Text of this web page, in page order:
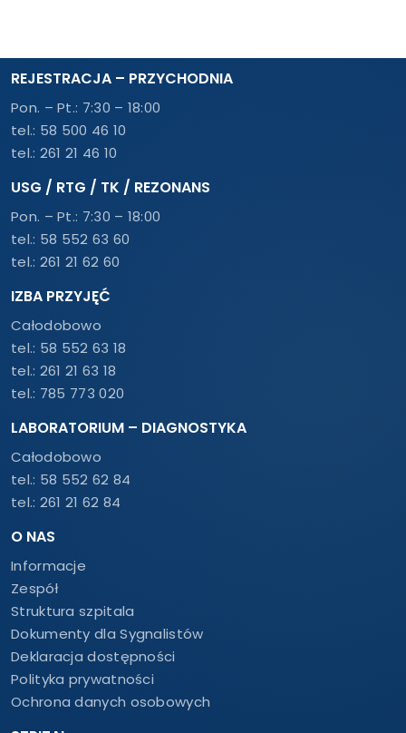
REJESTRACJA – PRZYCHODNIA
Pon. – Pt.: 7:30 – 18:00
tel.: 58 500 46 10
tel.: 261 21 46 10
USG / RTG / TK / REZONANS
Pon. – Pt.: 7:30 – 18:00
tel.: 58 552 63 60
tel.: 261 21 62 60
IZBA PRZYJĘĆ
Całodobowo
tel.: 58 552 63 18
tel.: 261 21 63 18
tel.: 785 773 020
LABORATORIUM – DIAGNOSTYKA
Całodobowo
tel.: 58 552 62 84
tel.: 261 21 62 84
O NAS
Informacje
Zespół
Struktura szpitala
Dokumenty dla Sygnalistów
Deklaracja dostępności
Polityka prywatności
Ochrona danych osobowych